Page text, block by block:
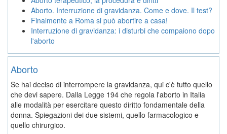
Aborto. Interruzione di gravidanza. Come e dove. Il test?
Finalmente a Roma si può abortire a casa!
Interruzione di gravidanza: i disturbi che compaiono dopo
l'aborto
Aborto
Se hai deciso di interrompere la gravidanza, qui c'è tutto quello
che devi sapere. Dalla Legge 194 che regola l'aborto in Italia
alle modalità per esercitare questo diritto fondamentale della
donna. Spiegazioni dei due sistemi, quello farmacologico e
quello chirurgico.